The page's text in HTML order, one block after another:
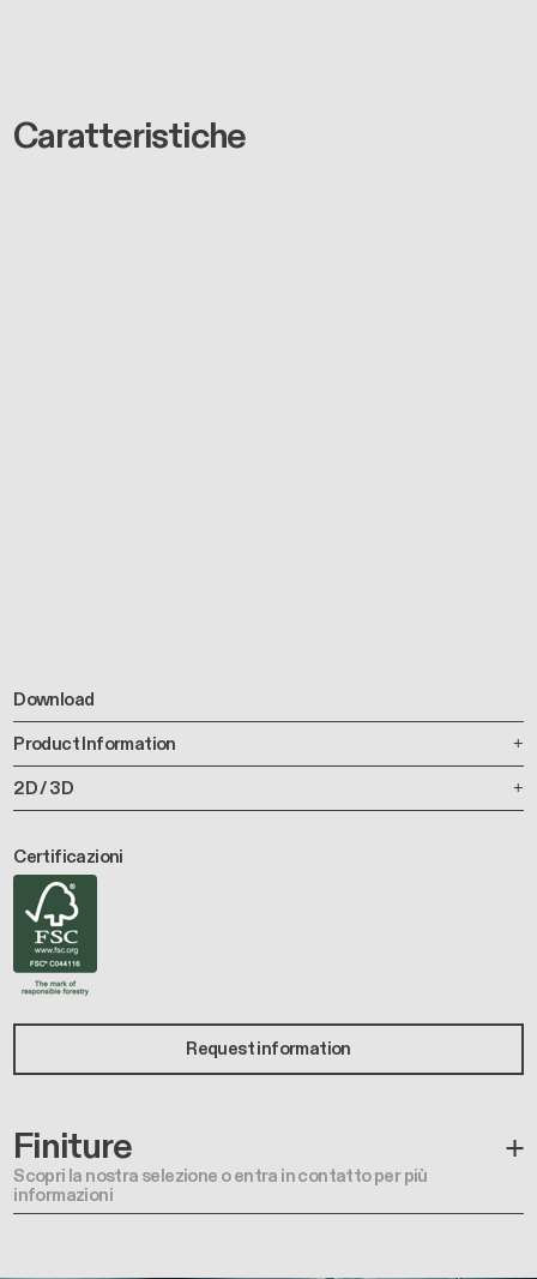
Caratteristiche
Download
Product Information
2D / 3D
Certificazioni
Request information
Finiture
Scopri la nostra selezione o entra in contatto per più
informazioni